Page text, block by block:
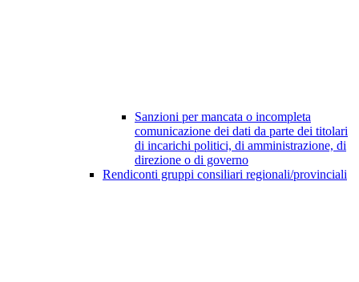
Sanzioni per mancata o incompleta
comunicazione dei dati da parte dei titolari
di incarichi politici, di amministrazione, di
direzione o di governo
Rendiconti gruppi consiliari regionali/provinciali